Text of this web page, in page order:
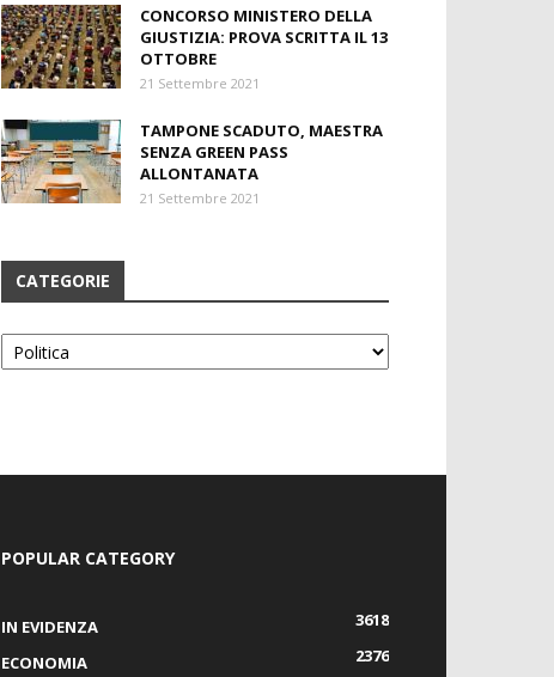
CONCORSO MINISTERO DELLA
GIUSTIZIA: PROVA SCRITTA IL 13
OTTOBRE
21 Settembre 2021
TAMPONE SCADUTO, MAESTRA
SENZA GREEN PASS
ALLONTANATA
21 Settembre 2021
CATEGORIE
Categorie
POPULAR CATEGORY
IN EVIDENZA
3618
ECONOMIA
2376